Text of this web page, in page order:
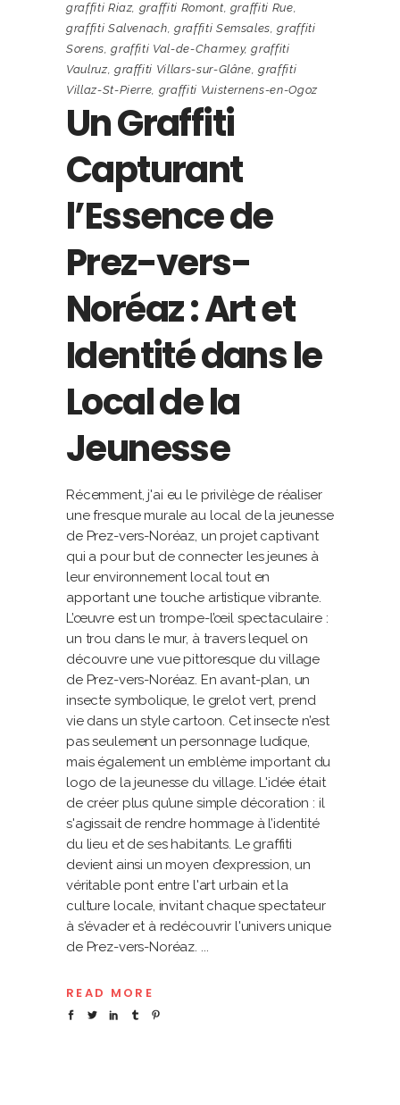
graffiti Riaz, graffiti Romont, graffiti Rue,
graffiti Salvenach,graffiti Semsales,graffiti
Sorens,graffiti Val-de-Charmey,graffiti
Vaulruz, graffiti Villars-sur-Glâne,graffiti
Villaz-St-Pierre, graffiti Vuisternens-en-Ogoz
Un Graffiti
Capturant
l’Essence de
Prez-vers-
Noréaz : Art et
Identité dans le
Local de la
Jeunesse
Récemment, j'ai eu le privilège de réaliser
une fresque murale au local de la jeunesse
de Prez-vers-Noréaz, un projet captivant
qui a pour but de connecter les jeunes à
leur environnement local tout en
apportant une touche artistique vibrante.
L’œuvre est un trompe-l’œil spectaculaire :
un trou dans le mur, à travers lequel on
découvre une vue pittoresque du village
de Prez-vers-Noréaz. En avant-plan, un
insecte symbolique, le grelot vert, prend
vie dans un style cartoon. Cet insecte n’est
pas seulement un personnage ludique,
mais également un emblème important du
logo de la jeunesse du village. L'idée était
de créer plus qu’une simple décoration : il
s'agissait de rendre hommage à l’identité
du lieu et de ses habitants. Le graffiti
devient ainsi un moyen d’expression, un
véritable pont entre l'art urbain et la
culture locale, invitant chaque spectateur
à s'évader et à redécouvrir l'univers unique
de Prez-vers-Noréaz.
READ MORE